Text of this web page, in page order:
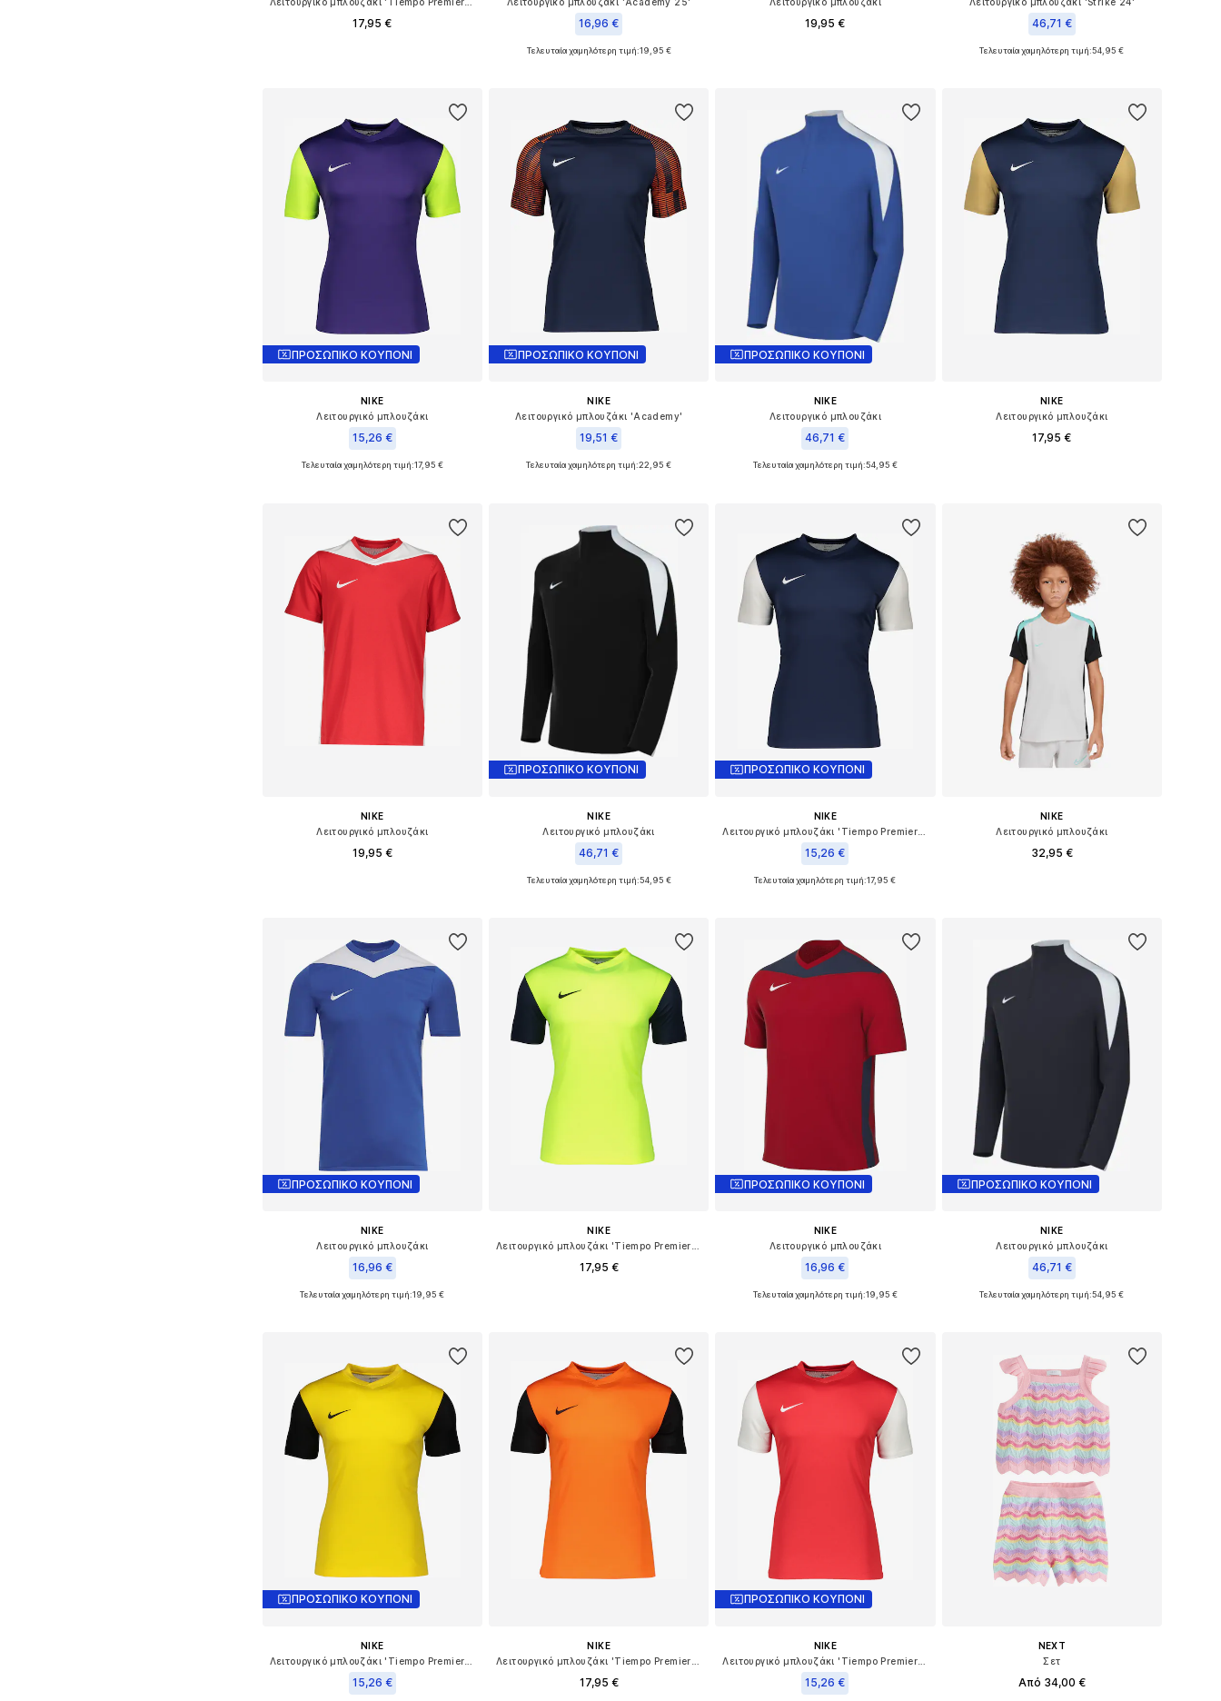
17,95 € 16,96 €
Διαθέσιμο σε πολλά μεγέθη
Τελευταία χαμηλότερη τιμή:19,95 €
19,95 € 46,71 €
+2
Διαθέσιμα μεγέθη: 122-128, 128, 134, 146
Τελευταία χαμηλότερη τιμή:54,95 €
ΠΡΟΣΩΠΙΚΟ ΚΟΥΠΟΝΙ
NIKE
Λειτουργικό μπλουζάκι
15,26 €
+10
Διαθέσιμο σε πολλά μεγέθη
Τελευταία χαμηλότερη τιμή:17,95 €
ΠΡΟΣΩΠΙΚΟ ΚΟΥΠΟΝΙ
NIKE
Λειτουργικό μπλουζάκι 'Academy'
19,51 €
+3
Διαθέσιμα μεγέθη: 122-128, 128, 134
Τελευταία χαμηλότερη τιμή:22,95 €
ΠΡΟΣΩΠΙΚΟ ΚΟΥΠΟΝΙ
NIKE
Λειτουργικό μπλουζάκι
46,71 €
+2
Διαθέσιμο σε πολλά μεγέθη
Τελευταία χαμηλότερη τιμή:54,95 €
NIKE
Λειτουργικό μπλουζάκι
17,95 €
NIKE
Λειτουργικό μπλουζάκι
19,95 €
ΠΡΟΣΩΠΙΚΟ ΚΟΥΠΟΝΙ
NIKE
Λειτουργικό μπλουζάκι
46,71 €
+2
Διαθέσιμα μεγέθη: 122-128, 128, 134
Τελευταία χαμηλότερη τιμή:54,95 €
ΠΡΟΣΩΠΙΚΟ ΚΟΥΠΟΝΙ
NIKE
15,26 €
+10
Διαθέσιμο σε πολλά μεγέθη
Τελευταία χαμηλότερη τιμή:17,95 €
NIKE
Λειτουργικό μπλουζάκι
32,95 €
ΠΡΟΣΩΠΙΚΟ ΚΟΥΠΟΝΙ
NIKE
Λειτουργικό μπλουζάκι
16,96 €
+8
Διαθέσιμο σε πολλά μεγέθη
Τελευταία χαμηλότερη τιμή:19,95 €
NIKE
17,95 €
ΠΡΟΣΩΠΙΚΟ ΚΟΥΠΟΝΙ
NIKE
Λειτουργικό μπλουζάκι
16,96 €
+8
Διαθέσιμο σε πολλά μεγέθη
Τελευταία χαμηλότερη τιμή:19,95 €
ΠΡΟΣΩΠΙΚΟ ΚΟΥΠΟΝΙ
NIKE
Λειτουργικό μπλουζάκι
46,71 €
+2
Διαθέσιμο σε πολλά μεγέθη
Τελευταία χαμηλότερη τιμή:54,95 €
ΠΡΟΣΩΠΙΚΟ ΚΟΥΠΟΝΙ
NIKE
15,26 €
NIKE
17,95 €
ΠΡΟΣΩΠΙΚΟ ΚΟΥΠΟΝΙ
NIKE
15,26 €
NEXT
Σετ
Από 34,00 €